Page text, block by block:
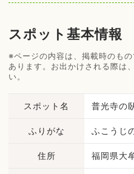
スポット基本情報
※ページの内容は、掲載時のも
あります。お出かけされる際は
い。
スポット名 普光寺の
ふりがな ふこうじ
住所 福岡県大